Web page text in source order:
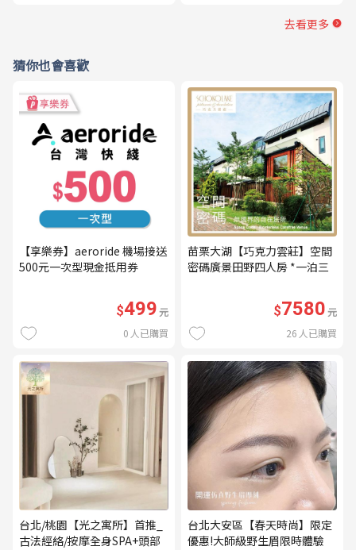
去看更多
猜你也會喜歡
【享樂券】aeroride 機場接送
500元一次型現金抵用券
$499元
0 人已購買
苗栗大湖【巧克力雲莊】空間
密碼廣景田野四人房 *一泊三
$7580元
26 人已購買
台北/桃園【光之寓所】首推_
古法經絡/按摩全身SPA+頭部
台北大安區【春天時尚】限定
優惠!大師級野生眉限時體驗